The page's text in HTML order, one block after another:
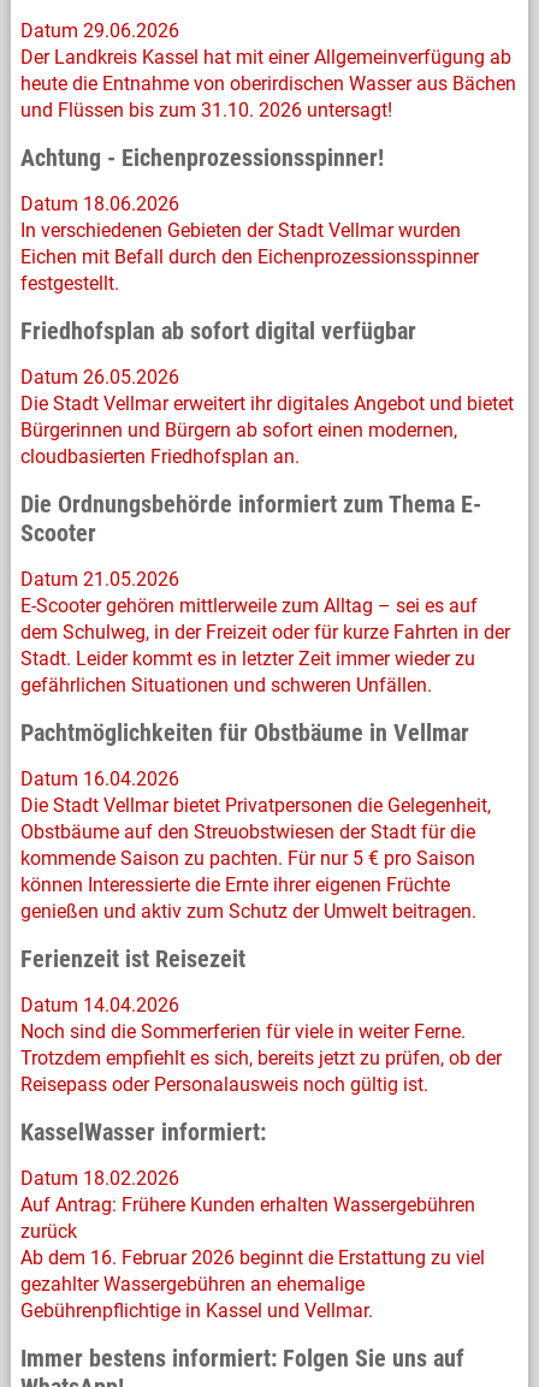
Datum 29.06.2026
Der Landkreis Kassel hat mit einer Allgemeinverfügung ab
heute die Entnahme von oberirdischen Wasser aus Bächen
und Flüssen bis zum 31.10. 2026 untersagt!
Achtung - Eichenprozessionsspinner!
Datum 18.06.2026
In verschiedenen Gebieten der Stadt Vellmar wurden
Eichen mit Befall durch den Eichenprozessionsspinner
festgestellt.
Friedhofsplan ab sofort digital verfügbar
Datum 26.05.2026
Die Stadt Vellmar erweitert ihr digitales Angebot und bietet
Bürgerinnen und Bürgern ab sofort einen modernen,
cloudbasierten Friedhofsplan an.
Die Ordnungsbehörde informiert zum Thema E-
Scooter
Datum 21.05.2026
E-Scooter gehören mittlerweile zum Alltag – sei es auf
dem Schulweg, in der Freizeit oder für kurze Fahrten in der
Stadt. Leider kommt es in letzter Zeit immer wieder zu
gefährlichen Situationen und schweren Unfällen.
Pachtmöglichkeiten für Obstbäume in Vellmar
Datum 16.04.2026
Die Stadt Vellmar bietet Privatpersonen die Gelegenheit,
Obstbäume auf den Streuobstwiesen der Stadt für die
kommende Saison zu pachten. Für nur 5 € pro Saison
können Interessierte die Ernte ihrer eigenen Früchte
genießen und aktiv zum Schutz der Umwelt beitragen.
Ferienzeit ist Reisezeit
Datum 14.04.2026
Noch sind die Sommerferien für viele in weiter Ferne.
Trotzdem empfiehlt es sich, bereits jetzt zu prüfen, ob der
Reisepass oder Personalausweis noch gültig ist.
KasselWasser informiert:
Datum 18.02.2026
Auf Antrag: Frühere Kunden erhalten Wassergebühren
zurück
Ab dem 16. Februar 2026 beginnt die Erstattung zu viel
gezahlter Wassergebühren an ehemalige
Gebührenpflichtige in Kassel und Vellmar.
Immer bestens informiert: Folgen Sie uns auf